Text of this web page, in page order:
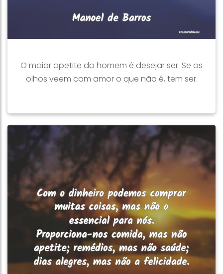
O maior apetite do homem é desejar ser. Se os
olhos veem com amor o que não é, tem ser.